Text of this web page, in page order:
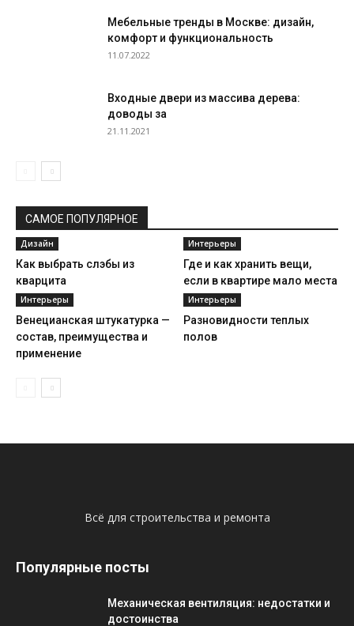
Мебельные тренды в Москве: дизайн,
комфорт и функциональность
11.07.2022
Входные двери из массива дерева:
доводы за
21.11.2021
САМОЕ ПОПУЛЯРНОЕ
Дизайн
Как выбрать слэбы из
кварцита
Интерьеры
Где и как хранить вещи,
если в квартире мало места
Интерьеры
Венецианская штукатурка —
состав, преимущества и
применение
Интерьеры
Разновидности теплых
полов
Всё для строительства и ремонта
Популярные посты
Механическая вентиляция: недостатки и
достоинства